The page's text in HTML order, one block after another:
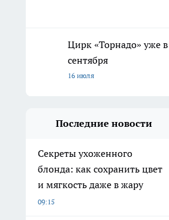
Цирк «Торнадо» уже
сентября
16 июля
Последние новости
Секреты ухоженного
блонда: как сохранить цвет
и мягкость даже в жару
09:15